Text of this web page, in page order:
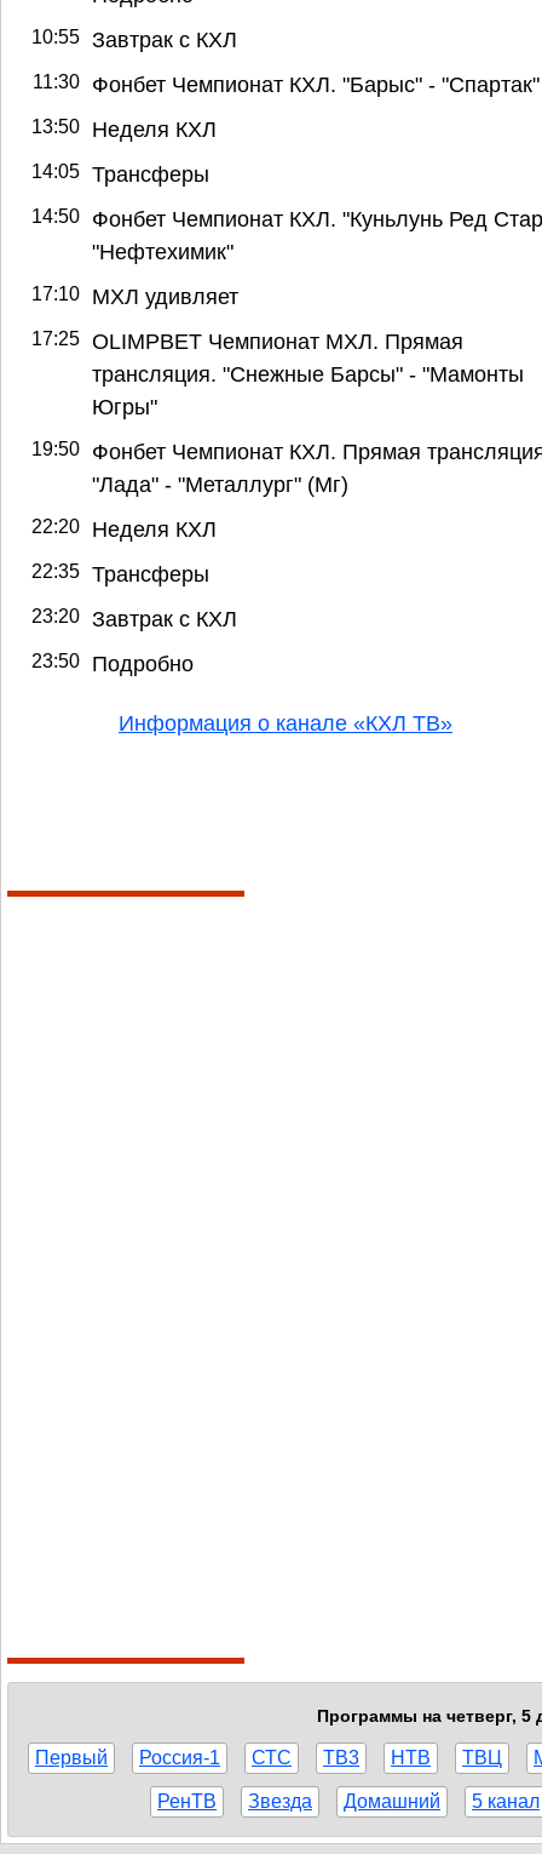
10:55 Завтрак с КХЛ
11:30 Фонбет Чемпионат КХЛ. "Барыс" - "Спартак"
13:50 Неделя КХЛ
14:05 Трансферы
14:50
Фонбет Чемпионат КХЛ. "Куньлунь Ред
"Нефтехимик"
17:10 МХЛ удивляет
17:25 OLIMPBET Чемпионат МХЛ. Прямая
трансляция. "Снежные Барсы" - "Мамонты
Югры"
19:50
Фонбет Чемпионат КХЛ. Прямая
"Лада" - "Металлург" (Мг)
22:20 Неделя КХЛ
22:35 Трансферы
23:20 Завтрак с КХЛ
23:50 Подробно
Информация о канале «КХЛ ТВ»
Программы на четверг, 5
Первый Россия-1 СТС ТВ3 НТВ ТВЦ
РенТВ Звезда Домашний 5 канал